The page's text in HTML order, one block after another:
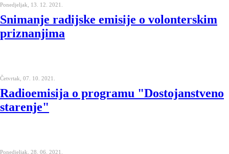
Ponedjeljak, 13. 12. 2021.
Snimanje radijske emisije o volonterskim
priznanjima
Četvrtak, 07. 10. 2021.
Radioemisija o programu "Dostojanstveno
starenje"
Ponedjeljak, 28. 06. 2021.